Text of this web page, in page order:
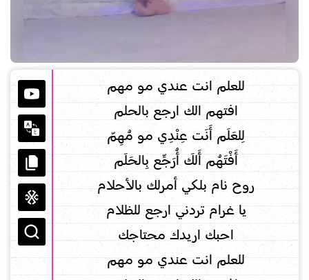
للعلم انت عندي مو مهم
افتهم الك ارجع بالحلم
لِلعَلَم أَنَت عِنْدِي مو مُهِمّ
أَفْتَهُم أَلكَ أُرَجِّع بِالحَلَم
روح نام بلكي أمرلك بالأحلام
يا غرام تردني ارجع للظلام
احبك اريدك محتاجك
للعلم انت عندي مو مهم